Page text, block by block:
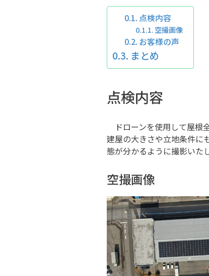
お問い合わせ点検内容
空撮画像
お客様の声
まとめ
点検内容
ドローンを使用して屋根
建屋の大きさや立地条件に
態が分かるように撮影いた
空撮画像